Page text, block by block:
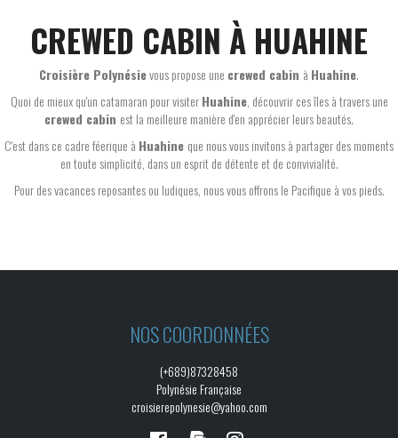
CREWED CABIN À HUAHINE
Croisière Polynésievous propose une crewed cabin à Huahine.
Quoi de mieux qu'un catamaran pour visiterHuahine, découvrir ces îles à travers une
crewed cabin est la meilleure manière d'en apprécier leurs beautés.
C'est dans ce cadre féerique à Huahine que nous vous invitons à partager des moments
en toute simplicité, dans un esprit de détente et de convivialité.
Pour des vacances reposantes ou ludiques, nous vous offrons le Pacifique à vos pieds.
NOS COORDONNÉES
(+689)87328458
Polynésie Française
croisierepolynesie@yahoo.com